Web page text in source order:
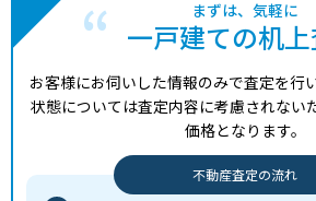
まずは、気軽に
一戸建ての机
お客様にお伺いした情報のみで査定を行い
状態については査定内容に考慮されない
価格となります。
不動産査定の流れ